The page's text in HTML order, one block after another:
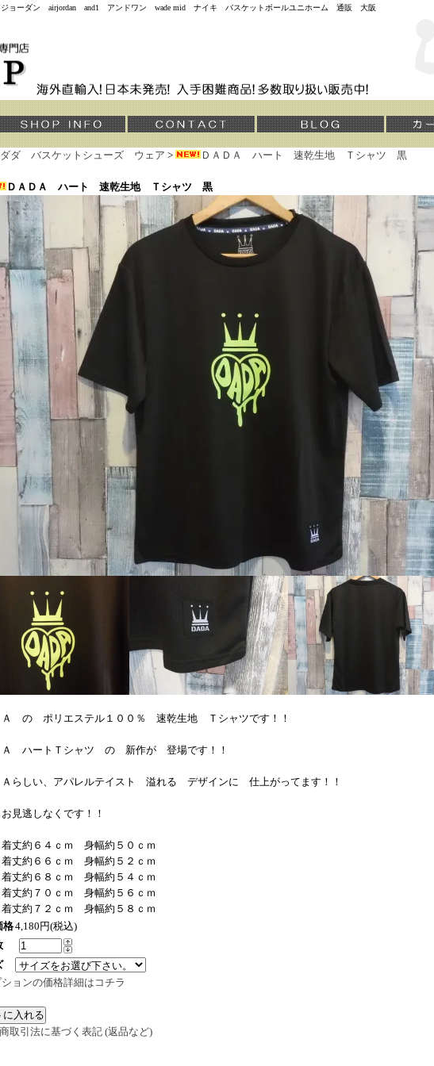
アジョーダン airjordan and1 アンドワン wade mid ナイキ バスケットボールユニホーム 通販 大阪
ダダ バスケットシューズ ウェア > ＤＡＤＡ ハート 速乾生地 Ｔシャツ 黒
ＤＡＤＡ ハート 速乾生地 Ｔシャツ 黒
Ａ の ポリエステル１００％ 速乾生地 Ｔシャツです！！
Ａ ハートＴシャツ の 新作が 登場です！！
Ａらしい、アパレルテイスト 溢れる デザインに 仕上がってます！！
見逃しなくです！！
約６４ｃｍ 身幅約５０ｃｍ
約６６ｃｍ 身幅約５２ｃｍ
約６８ｃｍ 身幅約５４ｃｍ
丈約７０ｃｍ 身幅約５６ｃｍ
着丈約７２ｃｍ 身幅約５８ｃｍ
格4,180円(税込)
ョンの価格詳細はコチラ
取引法に基づく表記 (返品など)